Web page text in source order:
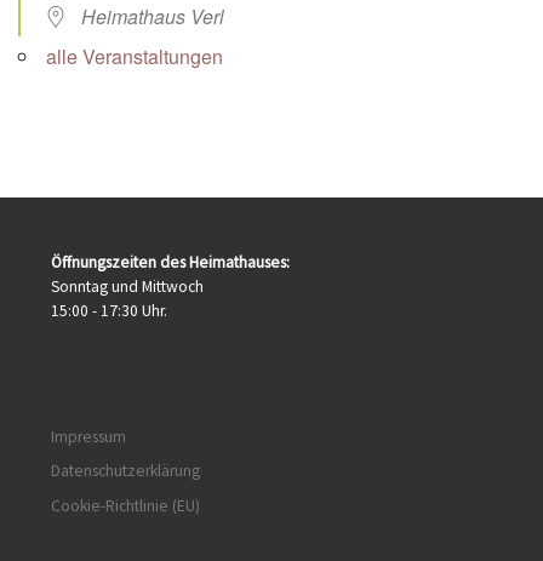
Heimathaus Verl
alle Veranstaltungen
Öffnungszeiten des Heimathauses:
Sonntag und Mittwoch
15:00 - 17:30 Uhr.
Impressum
Datenschutzerklärung
Cookie-Richtlinie (EU)